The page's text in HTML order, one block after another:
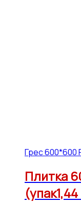
Грес 600*600
Плитка